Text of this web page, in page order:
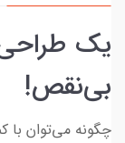
یک طراحی
بی‌نقص!
چگونه می‌توان با